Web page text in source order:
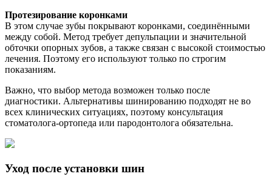
Протезирование коронками
В этом случае зубы покрывают коронками, соединёнными
между собой. Метод требует депульпации и значительной
обточки опорных зубов, а также связан с высокой стоимостью
лечения. Поэтому его используют только по строгим
показаниям.
Важно, что выбор метода возможен только после
диагностики. Альтернативы шинированию подходят не во
всех клинических ситуациях, поэтому консультация
стоматолога-ортопеда или пародонтолога обязательна.
Уход после установки шин